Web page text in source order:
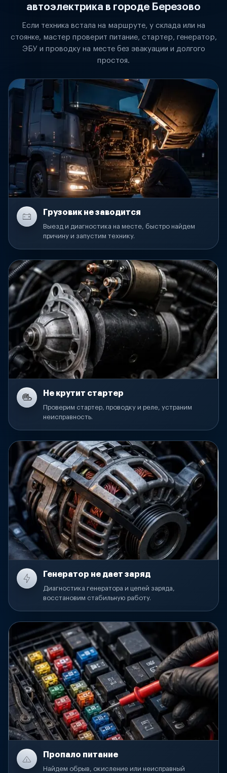
автоэлектрика в городе Березово
Если техника встала на маршруте, у склада или на
стоянке, мастер проверит питание, стартер, генератор,
ЭБУ и проводку на месте без эвакуации и долгого
простоя.
Грузовик не заводится
Выезд и диагностика на месте, быстро найдем
причину и запустим технику.
Не крутит стартер
Проверим стартер, проводку и реле, устраним
неисправность.
Генератор не дает заряд
Диагностика генератора и цепей заряда,
восстановим стабильную работу.
Пропало питание
Найдем обрыв, окисление или неисправный